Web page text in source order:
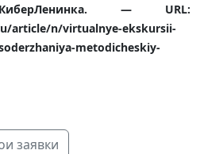
— URL:
article/n/virtualnye-ekskursii-
metodicheskiy-
заявки